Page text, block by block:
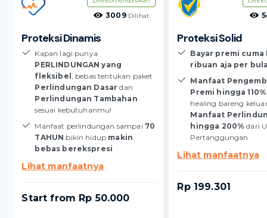
3009Dilihat
Proteksi Dinamis
Kapan lagi punya
PERLINDUNGAN yang
fleksibel , bebas tentukan paket
Perlindungan Dasardan
Perlindungan Tambahan
sesuai kebutuhanmu!
Manfaat perlindungan sampai 70
TAHUN bikin hidup makin
bebas berekspresi
Lihat manfaatnya
Start from Rp 50.000
Proteksi Solid
Bayar premi cuma
ribuan aja per
Manfaat
Premi hingga 110%
healing bareng
Manfaat
hingga 200% dari
Pertanggungan
Lihat manfaatnya
Rp 199.301